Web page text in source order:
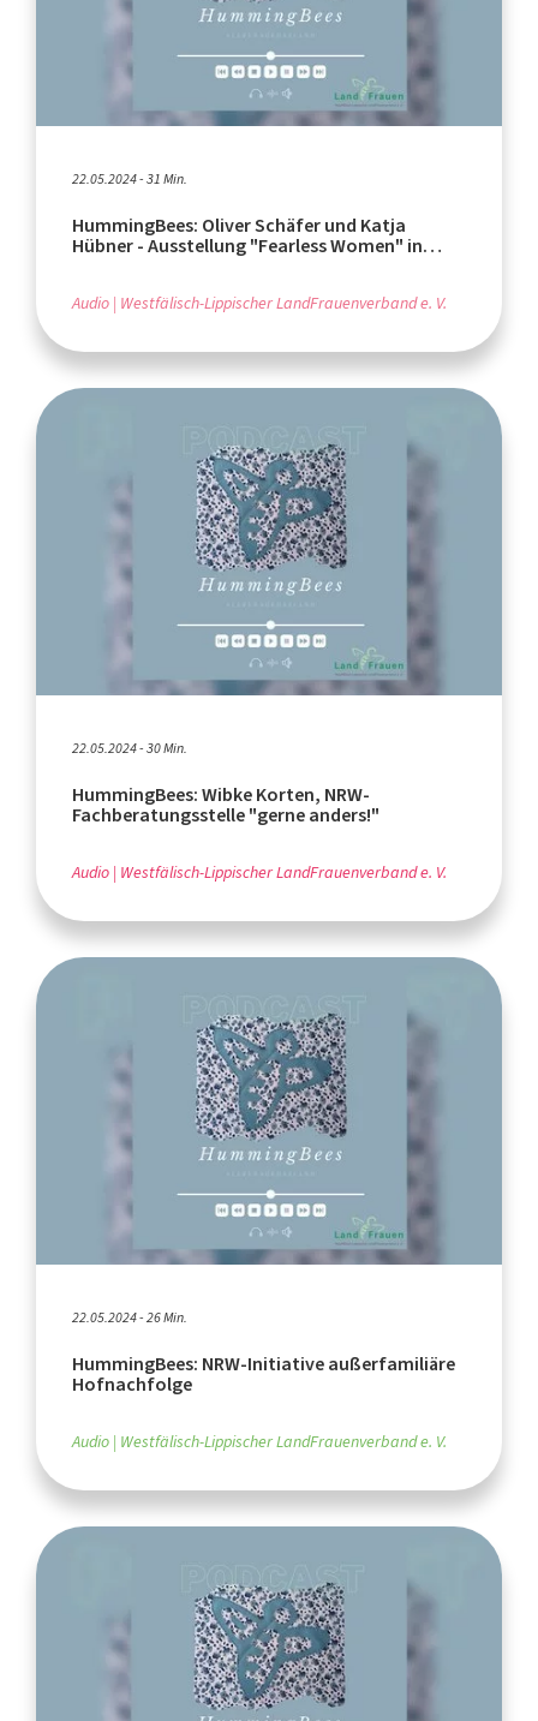
22.05.2024 - 31 Min.
HummingBees: Oliver Schäfer und Katja
Hübner - Ausstellung "Fearless Women" in
Audio Westfälisch-Lippischer LandFrauenverband e. V.
22.05.2024 - 30 Min.
HummingBees: Wibke Korten, NRW-
Fachberatungsstelle "gerne anders!"
Audio Westfälisch-Lippischer LandFrauenverband e. V.
22.05.2024 - 26 Min.
HummingBees: NRW-Initiative außerfamiliäre
Hofnachfolge
Audio Westfälisch-Lippischer LandFrauenverband e. V.